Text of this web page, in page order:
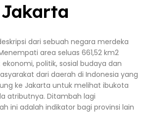
dari sebuah negara merdeka
area seluas 661,52 km2
politik, sosial budaya dan
dari daerah di Indonesia yang
ke Jakarta untuk melihat ibukota
atributnya. Ditambah lagi
ini adalah indikator bagi provinsi lain